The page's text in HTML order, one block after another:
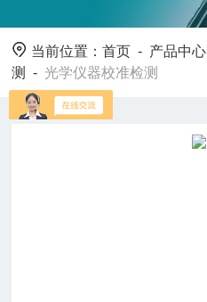
当前位置：首页 - 产品中心
测
- 光学仪器校准检测